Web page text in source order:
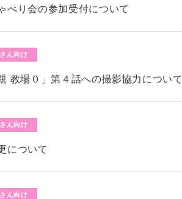
べり会の参加受付について
ん向け
教場０」第４話への撮影協力について
ん向け
について
ん向け